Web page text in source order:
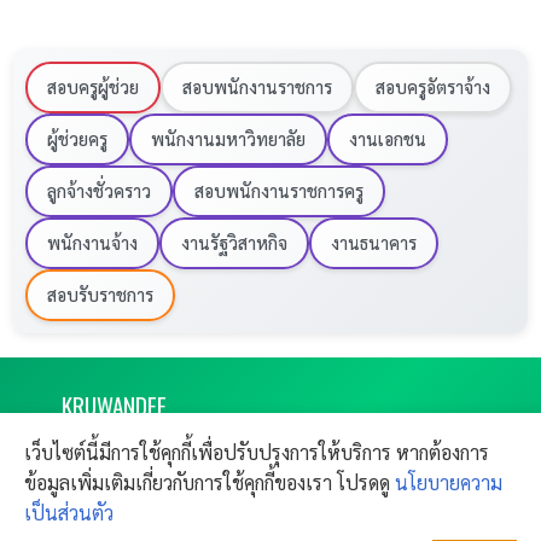
สอบครูผู้ช่วย สอบพนักงานราชการ สอบครูอัตราจ้าง
ผู้ช่วยครู พนักงานมหาวิทยาลัย งานเอกชน
ลูกจ้างชั่วคราว สอบพนักงานราชการครู
พนักงานจ้าง งานรัฐวิสาหกิจ งานธนาคาร
สอบรับราชการ
KRUWANDEE
งานราชการ 2569 ครูวันดี เปิดสอบครูผู้ช่วย
ผลย้ายครู
Copyright © 2011-2026 Kruwandee.com
All rights reserved.
CONTACT
SITEMAP
เว็บไซต์นี้มีการใช้คุกกี้เพื่อปรับปรุงการให้บริการ หากต้องการ
ข้อมูลเพิ่มเติมเกี่ยวกับการใช้คุกกี้ของเรา โปรดดู นโยบายความ
เป็นส่วนตัว